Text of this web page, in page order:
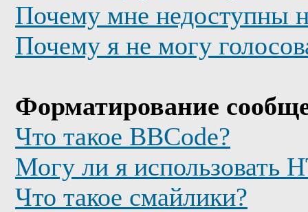
Почему мне недоступны
Почему я не могу
Форматирование
Что такое BBCode?
Могу ли я использовать
Что такое смайлики?